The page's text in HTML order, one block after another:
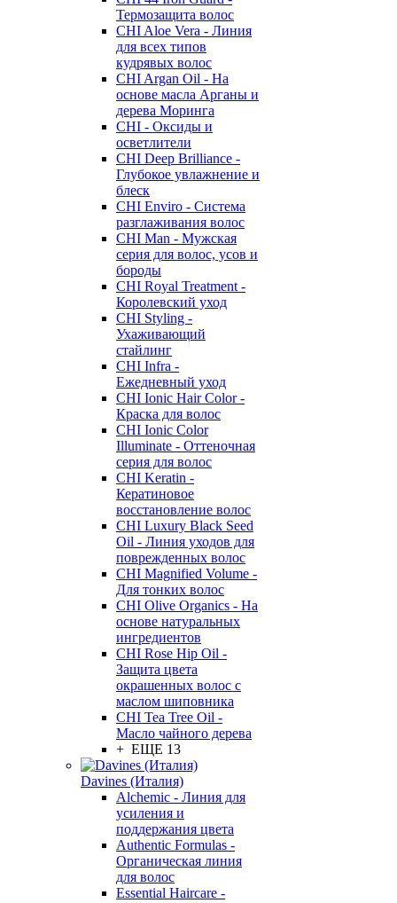
Термозащита волос
CHI Aloe Vera - Линия
для всех типов
кудрявых волос
CHI Argan Oil - На
основе масла Арганы и
дерева Моринга
CHI - Оксиды и
осветлители
CHI Deep Brilliance -
Глубокое увлажнение и
блеск
CHI Enviro - Система
разглаживания волос
CHI Man - Мужская
серия для волос, усов и
бороды
CHI Royal Treatment -
Королевский уход
CHI Styling -
Ухаживающий
стайлинг
CHI Infra -
Ежедневный уход
CHI Ionic Hair Color -
Краска для волос
CHI Ionic Color
Illuminate - Оттеночная
серия для волос
CHI Keratin -
Кератиновое
восстановление волос
CHI Luxury Black Seed
Oil - Линия уходов для
поврежденных волос
CHI Magnified Volume -
Для тонких волос
CHI Olive Organics - На
основе натуральных
ингредиентов
CHI Rose Hip Oil -
Защита цвета
окрашенных волос с
маслом шиповника
CHI Tea Tree Oil -
Масло чайного дерева
+ ЕЩЕ 13
Davines (Италия)
Alchemic - Линия для
усиления и
поддержания цвета
Authentic Formulas -
Органическая линия
для волос
Essential Haircare -